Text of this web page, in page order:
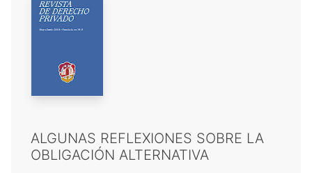
ALGUNAS REFLEXIONES SOBRE LA
OBLIGACIÓN ALTERNATIVA